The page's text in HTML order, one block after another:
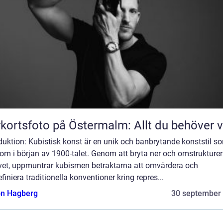
på Östermalm: Allt du behöver
Kubistisk konst är en unik och banbrytande konststil
i början av 1900-talet. Genom att bryta ner och
uppmuntrar kubismen betraktarna att omvärdera och
traditionella konventioner kring repres...
Hagberg
30 september